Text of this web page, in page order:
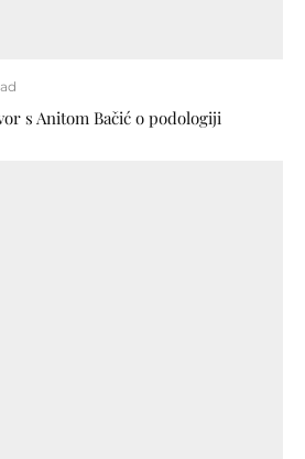
s Anitom Bačić o podologiji